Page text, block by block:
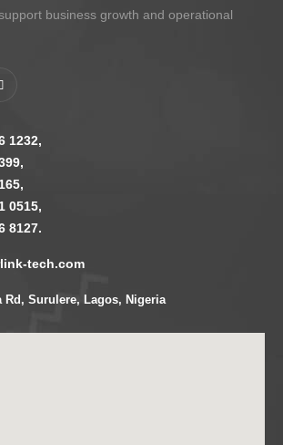
business growth and operational
1232,
0515,
8127.
tech.com
Rd, Surulere, Lagos, Nigeria